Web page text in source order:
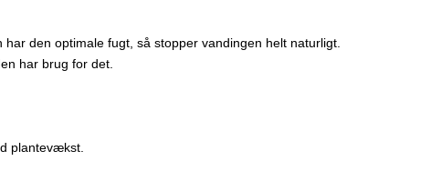
den optimale fugt, så stopper vandingen helt naturligt.
har brug for det.
plantevækst.